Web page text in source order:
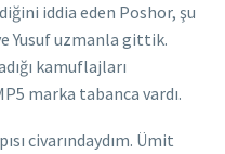
iddia eden Poshor, şu
Yusuf uzmanla gittik.
kamuflajları
marka tabanca vardı.
civarındaydım. Ümit